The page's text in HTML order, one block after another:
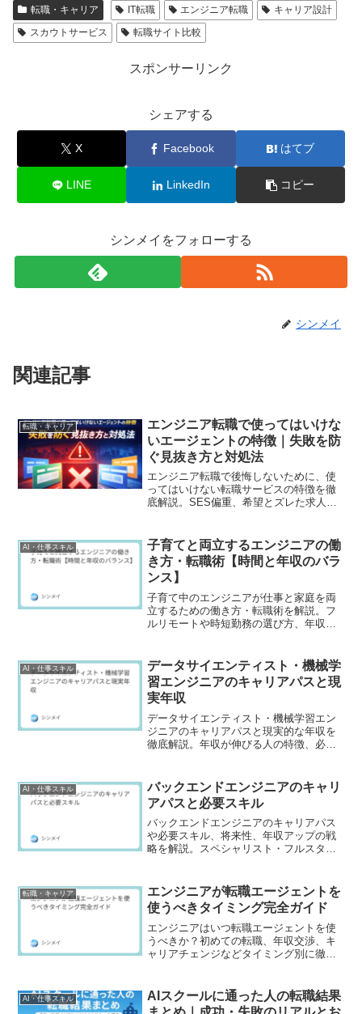
転職・キャリア IT転職 エンジニア転職
キャリア設計
スカウトサービス
転職サイト比較
スポンサーリンク
シェアする
X Facebook はてブ
LINE LinkedIn コピー
シンメイをフォローする
シンメイ
関連記事
転職・キャリア
エンジニア転職で使ってはいけな
いエージェントの特徴｜失敗を防
ぐ見抜き方と対処法
エンジニア転職で後悔しないために、使
ってはいけない転職サービスの特徴を徹
底解説。SES偏重、希望とズレた求人提
方・具体的KPIまで紹介します。
AI・仕事スキル
子育てと両立するエンジニアの働
き方・転職術【時間と年収のバラ
ンス】
子育て中のエンジニアが仕事と家庭を両
立するための働き方・転職術を解説。フ
ルリモートや時短勤務の選び方、年収を
AI・仕事スキル
データサイエンティスト・機械学
習エンジニアのキャリアパスと現
実年収
データサイエンティスト・機械学習エン
ジニアのキャリアパスと現実的な年収を
徹底解説。年収が伸びる人の特徴、必要
AI・仕事スキル
バックエンドエンジニアのキャリ
アパスと必要スキル
バックエンドエンジニアのキャリアパス
や必要スキル、将来性、年収アップの戦
略を解説。スペシャリスト・フルスタッ
転職・キャリア
エンジニアが転職エージェントを
使うべきタイミング完全ガイド
エンジニアはいつ転職エージェントを使
うべきか？初めての転職、年収交渉、キ
ャリアチェンジなどタイミング別に徹底
AI・仕事スキル
AIスクールに通った人の転職結果